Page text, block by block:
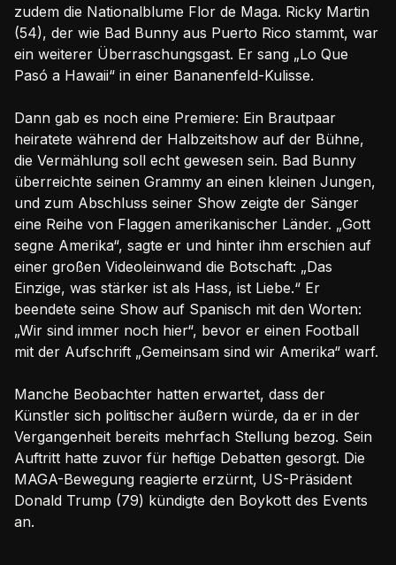
zudem die Nationalblume Flor de Maga. Ricky Martin
(54), der wie Bad Bunny aus Puerto Rico stammt, war
ein weiterer Überraschungsgast. Er sang „Lo Que
Pasó a Hawaii“ in einer Bananenfeld-Kulisse.
Dann gab es noch eine Premiere: Ein Brautpaar
heiratete während der Halbzeitshow auf der Bühne,
die Vermählung soll echt gewesen sein. Bad Bunny
überreichte seinen Grammy an einen kleinen Jungen,
und zum Abschluss seiner Show zeigte der Sänger
eine Reihe von Flaggen amerikanischer Länder. „Gott
segne Amerika“, sagte er und hinter ihm erschien auf
einer großen Videoleinwand die Botschaft: „Das
Einzige, was stärker ist als Hass, ist Liebe.“ Er
beendete seine Show auf Spanisch mit den Worten:
„Wir sind immer noch hier“, bevor er einen Football
mit der Aufschrift „Gemeinsam sind wir Amerika“ warf.
Manche Beobachter hatten erwartet, dass der
Künstler sich politischer äußern würde, da er in der
Vergangenheit bereits mehrfach Stellung bezog. Sein
Auftritt hatte zuvor für heftige Debatten gesorgt. Die
MAGA-Bewegung reagierte erzürnt, US-Präsident
Donald Trump (79) kündigte den Boykott des Events
an.